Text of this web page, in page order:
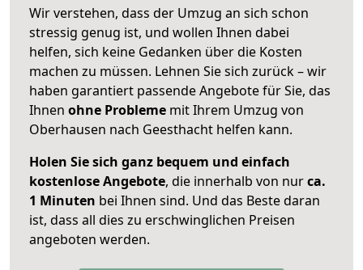
Wir verstehen, dass der Umzug an sich schon
stressig genug ist, und wollen Ihnen dabei
helfen, sich keine Gedanken über die Kosten
machen zu müssen. Lehnen Sie sich zurück – wir
haben garantiert passende Angebote für Sie, das
Ihnen ohne Probleme mit Ihrem Umzug von
Oberhausen nach Geesthacht helfen kann.
Holen Sie sich ganz bequem und einfach
kostenlose Angebote, die innerhalb von nurca.
1 Minuten bei Ihnen sind. Und das Beste daran
ist, dass all dies zu erschwinglichen Preisen
angeboten werden.